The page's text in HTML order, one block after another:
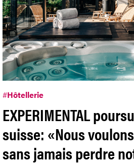
#Hôtellerie
EXPERIMENTAL
suisse: «Nous
sans jamais perdre